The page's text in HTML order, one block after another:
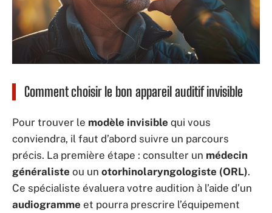
Comment choisir le bon appareil auditif invisible
Pour trouver le modèle invisible qui vous
conviendra, il faut d’abord suivre un parcours
précis. La première étape : consulter un médecin
généraliste ou un otorhinolaryngologiste (ORL).
Ce spécialiste évaluera votre audition à l’aide d’un
audiogramme et pourra prescrire l’équipement